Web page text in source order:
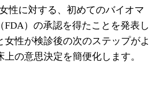
性に対する、初めてのバイオマ
）の承認を得たことを発表し
性が検診後の次のステップがよ
の意思決定を簡便化します。